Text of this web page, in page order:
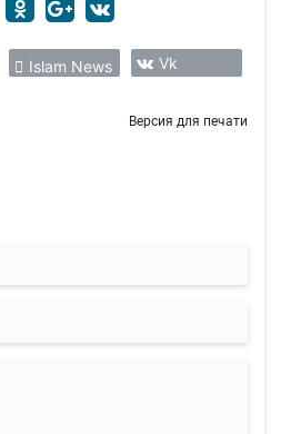
Islam News Vk
Версия для печати